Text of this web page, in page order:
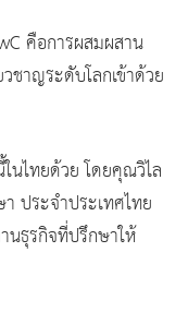
คือการผสมผสาน
ชาญระดับโลกเข้าด้วย
นไทยด้วย โดยคุณวิไล
ประจำประเทศไทย
นธุรกิจที่ปรึกษาให้